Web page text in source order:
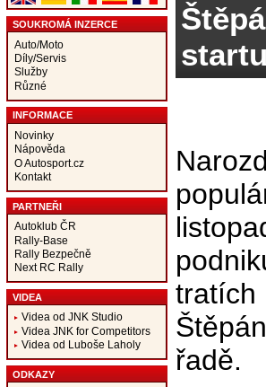
SOUKROMÁ INZERCE
Auto/Moto
Díly/Servis
Služby
Různé
INFORMACE
Novinky
Nápověda
O Autosport.cz
Kontakt
PARTNEŘI
Autoklub ČR
Rally-Base
Rally Bezpečně
Next RC Rally
VIDEA
Videa od JNK Studio
Videa JNK for Competitors
Videa od Luboše Laholy
ODKAZY
tratích
řadě.